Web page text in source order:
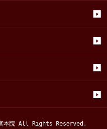
本院 All Rights Reserved.